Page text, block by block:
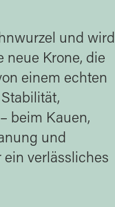
und wird
neue Krone, die
einem echten
beim Kauen,
und
verlässliches